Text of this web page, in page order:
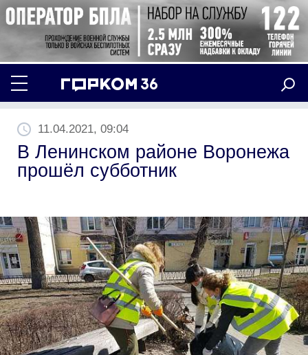
11.04.2021, 09:04
В Ленинском районе Воронежа
прошёл субботник